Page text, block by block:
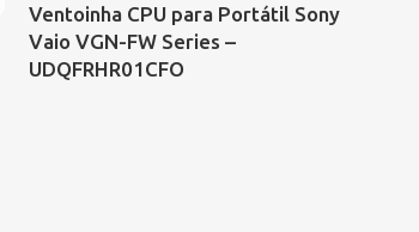
Ventoinha CPU para Portátil Sony
Vaio VGN-FW Series –
UDQFRHR01CFO